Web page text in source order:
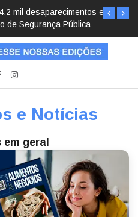
mil desaparecimentos em
de Segurança Pública
e Notícias
geral